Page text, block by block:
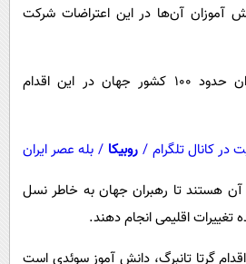
سرگرمی
محیط زیست
فرهنگی
پیامک
آموزان آن‌ها در این اعتراضات شرکت
انتظار می‌رود دانش آموزان حدود ۱۰۰ کشور جهان در این اقدام
در کانال تلگرام / روبیکا / بله عصر ایران
آن هستند تا رهبران جهان به خاطر نسل
تغییرات اقلیمی انجام دهند.
گرتا تانبرگ، دانش آموز سوئدی است